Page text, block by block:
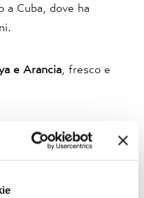
a Cuba, dove ha
e Arancia , fresco e
dove è cresciuto,